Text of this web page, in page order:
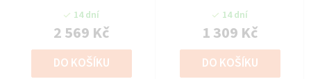
14 dní
2 569 Kč
DO KOŠÍKU
14 dní
1 309 Kč
DO KOŠÍKU